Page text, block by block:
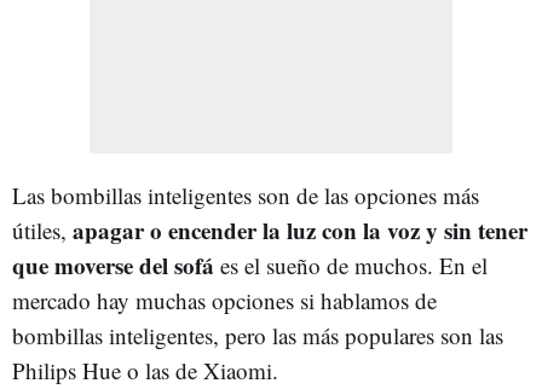
Las bombillas inteligentes son de las opciones más
útiles, apagar o encender la luz con la voz y sin tener
que moverse del sofá es el sueño de muchos. En el
mercado hay muchas opciones si hablamos de
bombillas inteligentes, pero las más populares son las
Philips Hue o las de Xiaomi.